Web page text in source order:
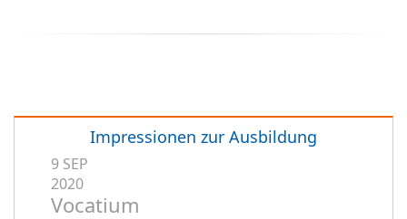
Impressionen zur Ausbildung
9 SEP
2020
Vocatium